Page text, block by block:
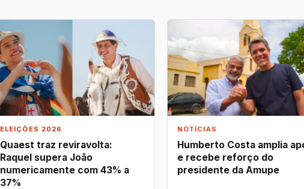
ELEIÇÕES 2026
Quaest traz reviravolta:
Raquel supera João
numericamente com 43% a
37%
NOTÍCIAS
Humberto Costa amplia
e recebe reforço do
presidente da Amupe